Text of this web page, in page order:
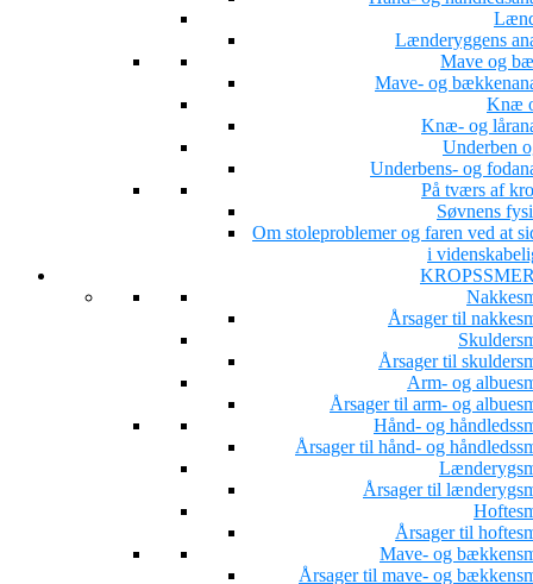
Lænderyggens
Mave og
Mave- og
Knæ
Knæ- og
Underben
Underbens- og
På tværs af
Søvnens
Om stoleproblemer og faren ved at
i
Årsager til
Årsager til
Arm- og
Årsager til arm- og
Hånd- og
Årsager til hånd- og
Årsager til
Årsager til
Mave- og
Årsager til mave- og